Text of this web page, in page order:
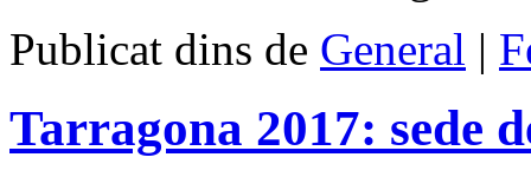
Publicat dins de General |
Tarragona 2017: sede